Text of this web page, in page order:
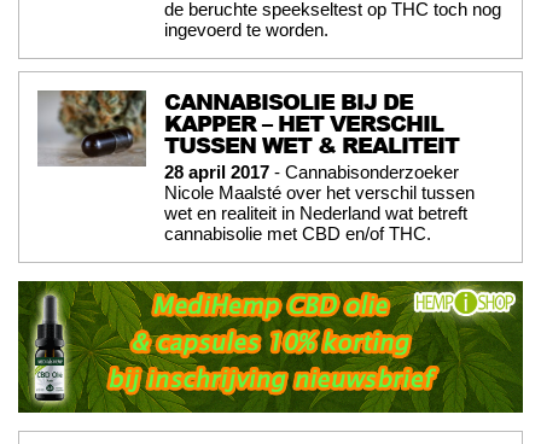
de beruchte speekseltest op THC toch nog
ingevoerd te worden.
CANNABISOLIE BIJ DE
KAPPER – HET VERSCHIL
TUSSEN WET & REALITEIT
28 april 2017 - Cannabisonderzoeker
Nicole Maalsté over het verschil tussen
wet en realiteit in Nederland wat betreft
cannabisolie met CBD en/of THC.